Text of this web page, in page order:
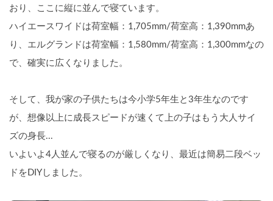
おり、ここに縦に並んで寝ています。
ハイエースワイドは荷室幅：1,705mm/荷室高：1,390mmあ
り、エルグランドは荷室幅：1,580mm/荷室高：1,300mmなの
で、確実に広くなりました。
そして、我が家の子供たちは今小学5年生と3年生なのです
が、想像以上に成長スピードが速くて上の子はもう大人サイ
ズの身長...
いよいよ4人並んで寝るのが厳しくなり、最近は簡易二段ベッ
ドをDIYしました。